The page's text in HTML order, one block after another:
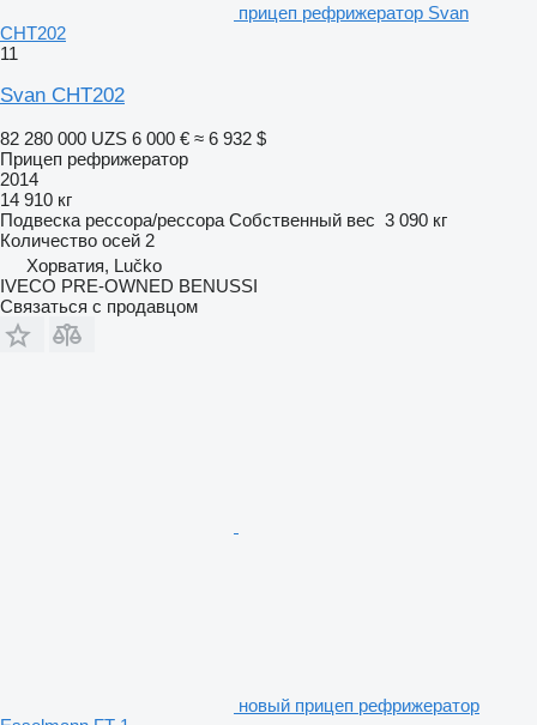
прицеп рефрижератор Svan
CHT202
11
Svan CHT202
82 280 000 UZS 6 000 € ≈ 6 932 $
Прицеп рефрижератор
2014
14 910 кг
Подвеска рессора/рессора Собственный вес 3 090 кг
Количество осей 2
Хорватия, Lučko
IVECO PRE-OWNED BENUSSI
Связаться с продавцом
новый прицеп рефрижератор